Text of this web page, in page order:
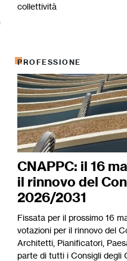
collettività
PROFESSIONE
CNAPPC: il 16
il rinnovo del
2026/2031
Fissata per il prossimo 16
votazioni per il rinnovo del
Architetti, Pianificatori,
parte di tutti i Consigli degli